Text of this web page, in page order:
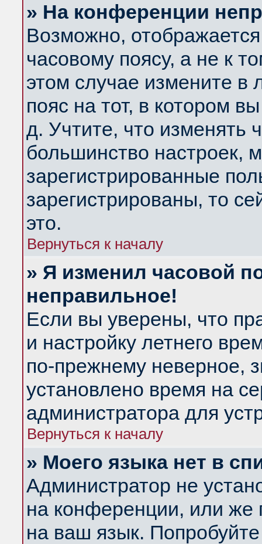
» На конференции
Возможно,
часовому поясу, а не к
этом случае измените в
пояс на тот, в котором
д. Учтите, что изменять
большинство настроек,
зарегистрированные
зарегистрированы, то
это.
Вернуться к началу
» Я изменил часовой
неправильное!
Если вы уверены, что
и настройку летнего
по-прежнему неверное,
установлено время на
администратора для
Вернуться к началу
» Моего языка нет в
Администратор не
на конференции, или же
на ваш язык.